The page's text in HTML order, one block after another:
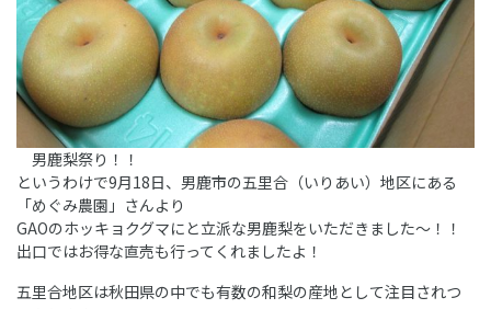
男鹿梨祭り！！
というわけで9月18日、男鹿市の五里合（いりあい）地区にある
「めぐみ農園」さんより
GAOのホッキョクグマにと立派な男鹿梨をいただきました～！！
出口ではお得な直売も行ってくれましたよ！
五里合地区は秋田県の中でも有数の和梨の産地として注目されつ